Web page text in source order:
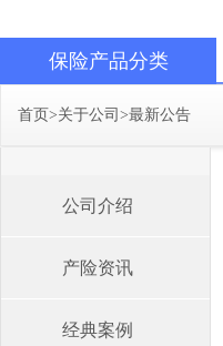
保险产品分类
首页>关于公司 >最新公告
公司介绍
产险资讯
经典案例